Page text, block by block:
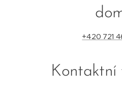
+420 721
Kontaktní